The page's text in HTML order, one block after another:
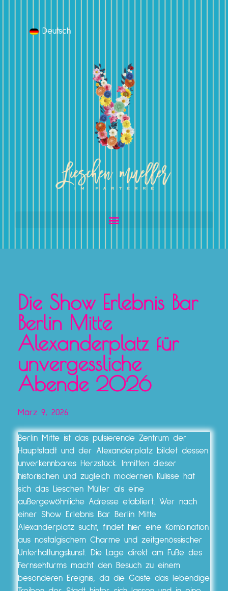
Deutsch
Die Show Erlebnis Bar
Berlin Mitte
Alexanderplatz für
unvergessliche
Abende 2026
März 9, 2026
Berlin Mitte ist das pulsierende Zentrum der
Hauptstadt und der Alexanderplatz bildet dessen
unverkennbares Herzstück. Inmitten dieser
historischen und zugleich modernen Kulisse hat
sich das Lieschen Müller als eine
außergewöhnliche Adresse etabliert. Wer nach
einer Show Erlebnis Bar Berlin Mitte
Alexanderplatz sucht, findet hier eine Kombination
aus nostalgischem Charme und zeitgenössischer
Unterhaltungskunst. Die Lage direkt am Fuße des
Fernsehturms macht den Besuch zu einem
besonderen Ereignis, da die Gäste das lebendige